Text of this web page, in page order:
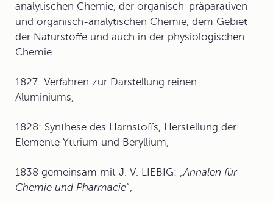
analytischen Chemie, der organisch-präparativen
und organisch-analytischen Chemie, dem Gebiet
der Naturstoffe und auch in der physiologischen
Chemie.
1827: Verfahren zur Darstellung reinen
Aluminiums,
1828: Synthese des Harnstoffs, Herstellung der
Elemente Yttrium und Beryllium,
1838 gemeinsam mit J. V. LIEBIG: „Annalen für
Chemie und Pharmacie“,